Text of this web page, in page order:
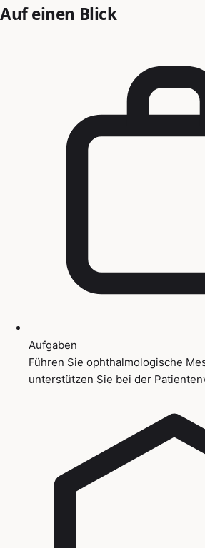
Auf einen Blick
Aufgaben
Führen Sie ophthalmologische
unterstützen Sie bei der